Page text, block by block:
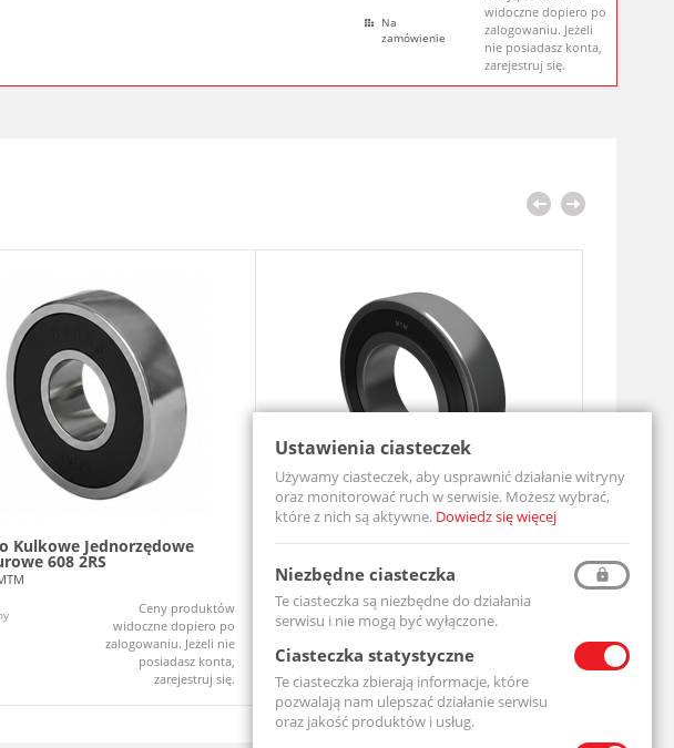
Na
zamówienie
widoczne dopiero po
zalogowaniu. Jeżeli
nie posiadasz konta,
zarejestruj się.
Kulkowe Jednorzędowe
608 2RS
Ceny produktów
widoczne dopiero po
zalogowaniu. Jeżeli nie
posiadasz konta,
zarejestruj się.
Łożysko Kulkowe Jednorzędowe 6204
6204-2RS-MTM
Dostępny
Ceny produktów
widoczne dopiero po
posiadasz konta,
zarejestruj się.
Zespół
UCF206-
Ustawienia ciasteczek
Używamy ciasteczek, aby usprawnić działanie witryny
oraz monitorować ruch w serwisie. Możesz wybrać,
które z nich są aktywne. Dowiedz się więcej
Niezbędne ciasteczka
Te ciasteczka są niezbędne do działania
serwisu i nie mogą być wyłączone.
Ciasteczka statystyczne
Te ciasteczka zbierają informacje, które
pozwalają nam ulepszać działanie serwisu
oraz jakość produktów i usług.